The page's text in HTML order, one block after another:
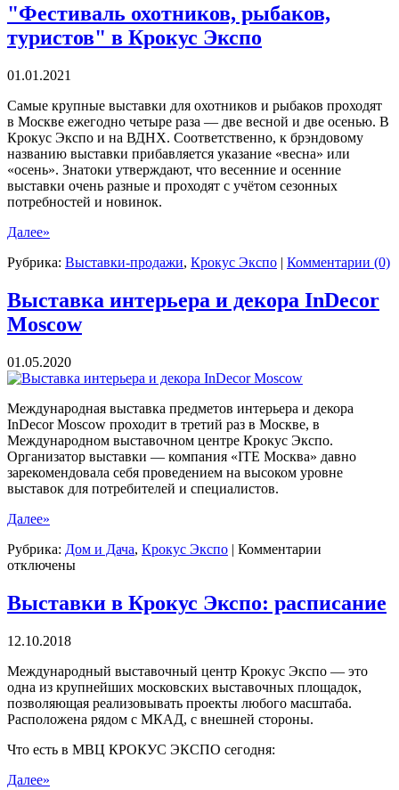
"Фестиваль охотников, рыбаков,
туристов" в Крокус Экспо
01.01.2021
Самые крупные выставки для охотников и рыбаков проходят
в Москве ежегодно четыре раза — две весной и две осенью. В
Крокус Экспо и на ВДНХ. Соответственно, к брэндовому
названию выставки прибавляется указание «весна» или
«осень». Знатоки утверждают, что весенние и осенние
выставки очень разные и проходят с учётом сезонных
потребностей и новинок.
Далее»
Рубрика: Выставки-продажи, Крокус Экспо | Комментарии (0)
Выставка интерьера и декора InDecor
Moscow
01.05.2020
Международная выставка предметов интерьера и декора
InDecor Moscow проходит в третий раз в Москве, в
Международном выставочном центре Крокус Экспо.
Организатор выставки — компания «ITE Москва» давно
зарекомендовала себя проведением на высоком уровне
выставок для потребителей и специалистов.
Далее»
Рубрика: Дом и Дача, Крокус Экспо | Комментарии
и
отключены
Выставки в Крокус Экспо: расписание
12.10.2018
Международный выставочный центр Крокус Экспо — это
одна из крупнейших московских выставочных площадок,
позволяющая реализовывать проекты любого масштаба.
Расположена рядом с МКАД, с внешней стороны.
Что есть в МВЦ КРОКУС ЭКСПО сегодня:
Далее»